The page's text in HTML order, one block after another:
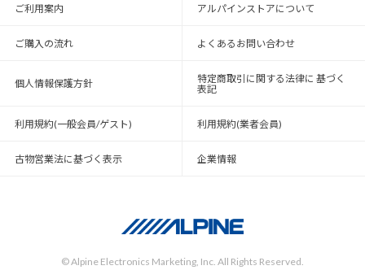
ご利用案内 アルパインストアについて
ご購入の流れ よくあるお問い合わせ
個人情報保護方針
特定商取引に関する法律に 基づく
表記
利用規約(一般会員/ゲスト) 利用規約(業者会員)
古物営業法に基づく表示 企業情報
© Alpine Electronics Marketing, Inc. All Rights Reserved.